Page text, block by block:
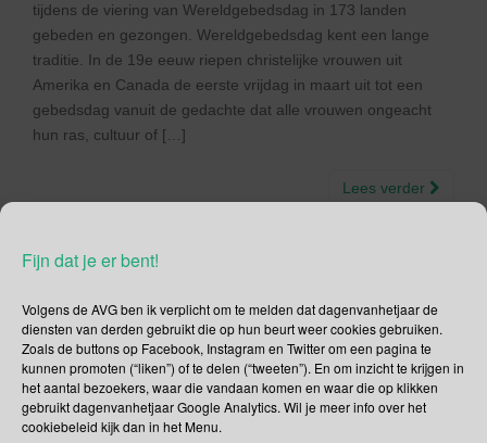
Fijn dat je er bent!
Volgens de AVG ben ik verplicht om te melden dat dagenvanhetjaar de
diensten van derden gebruikt die op hun beurt weer cookies gebruiken.
Zoals de buttons op Facebook, Instagram en Twitter om een pagina te
kunnen promoten (“liken”) of te delen (“tweeten”). En om inzicht te krijgen in
het aantal bezoekers, waar die vandaan komen en waar die op klikken
gebruikt dagenvanhetjaar Google Analytics. Wil je meer info over het
cookiebeleid kijk dan in het Menu.
tijdens de viering van Wereldgebedsdag in 173 landen
gebeden en gezongen. Wereldgebedsdag kent een lange
traditie. In de 19e eeuw riepen christelijke vrouwen uit
Amerika en Canada de eerste vrijdag in maart uit tot een
gebedsdag vanuit de gedachte dat alle vrouwen ongeacht
hun ras, cultuur of […]
Lees verder
Social Media
Je kunt me volgen op